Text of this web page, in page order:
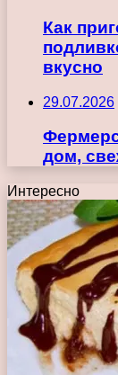
Как
вкусно
29.07.2026
дом,
Интересно